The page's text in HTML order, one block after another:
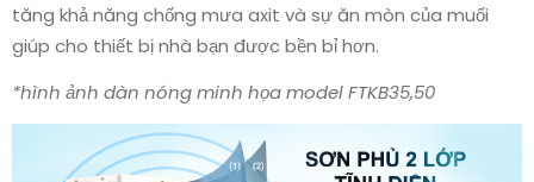
tăng khả năng chống mưa axit và sự ăn mòn của muối
giúp cho thiết bị nhà bạn được bền bỉ hơn.
*hình ảnh dàn nóng minh họa model FTKB35,50